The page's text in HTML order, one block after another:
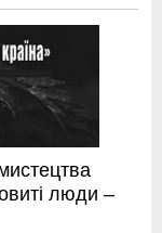
люди –